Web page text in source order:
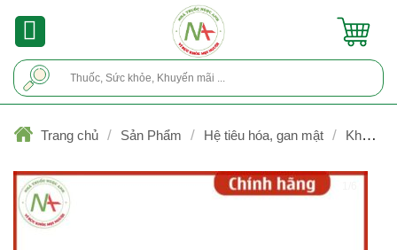
Trang chủ / Sản Phẩm / Hệ tiêu hóa, gan mật /
Kháng